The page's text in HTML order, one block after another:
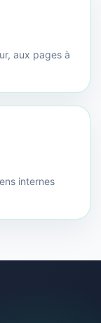
aux pages à
internes